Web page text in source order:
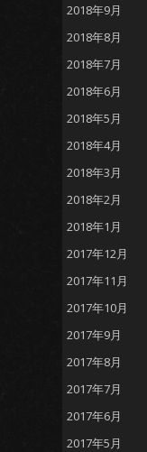
2018年9月
2018年8月
2018年7月
2018年6月
2018年5月
2018年4月
2018年3月
2018年2月
2018年1月
2017年12月
2017年11月
2017年10月
2017年9月
2017年8月
2017年7月
2017年6月
2017年5月